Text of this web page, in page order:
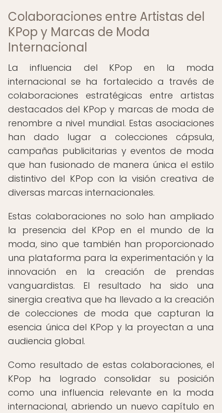
Colaboraciones entre Artistas del
KPop y Marcas de Moda
Internacional
La influencia del KPop en la moda
internacional se ha fortalecido a través de
colaboraciones estratégicas entre artistas
destacados del KPop y marcas de moda de
renombre a nivel mundial. Estas asociaciones
han dado lugar a colecciones cápsula,
campañas publicitarias y eventos de moda
que han fusionado de manera única el estilo
distintivo del KPop con la visión creativa de
diversas marcas internacionales.
Estas colaboraciones no solo han ampliado
la presencia del KPop en el mundo de la
moda, sino que también han proporcionado
una plataforma para la experimentación y la
innovación en la creación de prendas
vanguardistas. El resultado ha sido una
sinergia creativa que ha llevado a la creación
de colecciones de moda que capturan la
esencia única del KPop y la proyectan a una
audiencia global.
Como resultado de estas colaboraciones, el
KPop ha logrado consolidar su posición
como una influencia relevante en la moda
internacional, abriendo un nuevo capítulo en